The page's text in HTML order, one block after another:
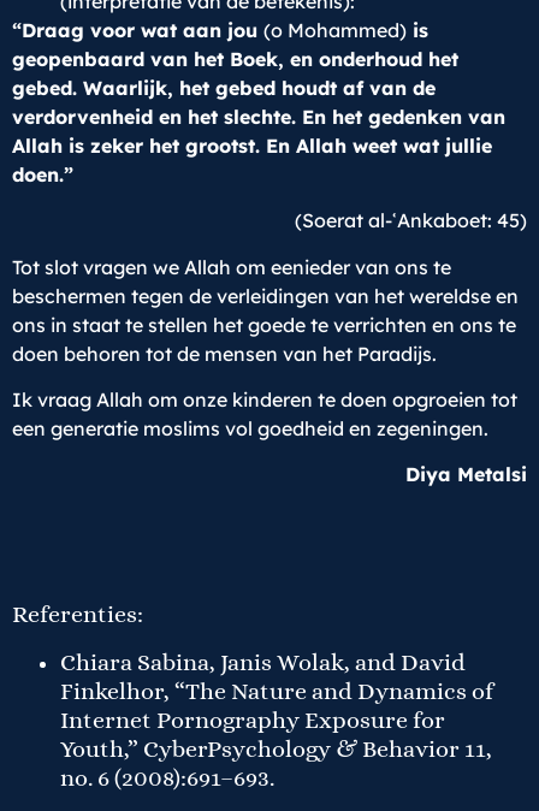
“Draag voor wat aan jou (o Mohammed) is
geopenbaard van het Boek, en onderhoud het
gebed. Waarlijk, het gebed houdt af van de
verdorvenheid en het slechte. En het gedenken van
Allah is zeker het grootst. En Allah weet wat jullie
doen.”
(Soerat al-ʿAnkaboet: 45)
Tot slot vragen we Allah om eenieder van ons te
beschermen tegen de verleidingen van het wereldse en
ons in staat te stellen het goede te verrichten en ons te
doen behoren tot de mensen van het Paradijs.
Ik vraag Allah om onze kinderen te doen opgroeien tot
een generatie moslims vol goedheid en zegeningen.
Diya Metalsi
Referenties:
Chiara Sabina, Janis Wolak, and David
Finkelhor, “The Nature and Dynamics of
Internet Pornography Exposure for
Youth,” CyberPsychology & Behavior 11,
no. 6 (2008):691–693.